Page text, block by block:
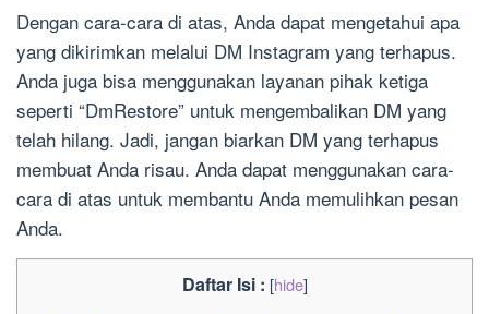
Dengan cara-cara di atas, Anda dapat mengetahui apa
yang dikirimkan melalui DM Instagram yang terhapus.
Anda juga bisa menggunakan layanan pihak ketiga
seperti “DmRestore” untuk mengembalikan DM yang
telah hilang. Jadi, jangan biarkan DM yang terhapus
membuat Anda risau. Anda dapat menggunakan cara-
cara di atas untuk membantu Anda memulihkan pesan
Anda.
Daftar Isi : [hide]